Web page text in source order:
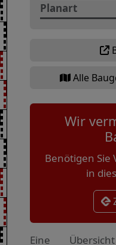
Planart
Alle
Wir
Benötigen Sie
in
Eine